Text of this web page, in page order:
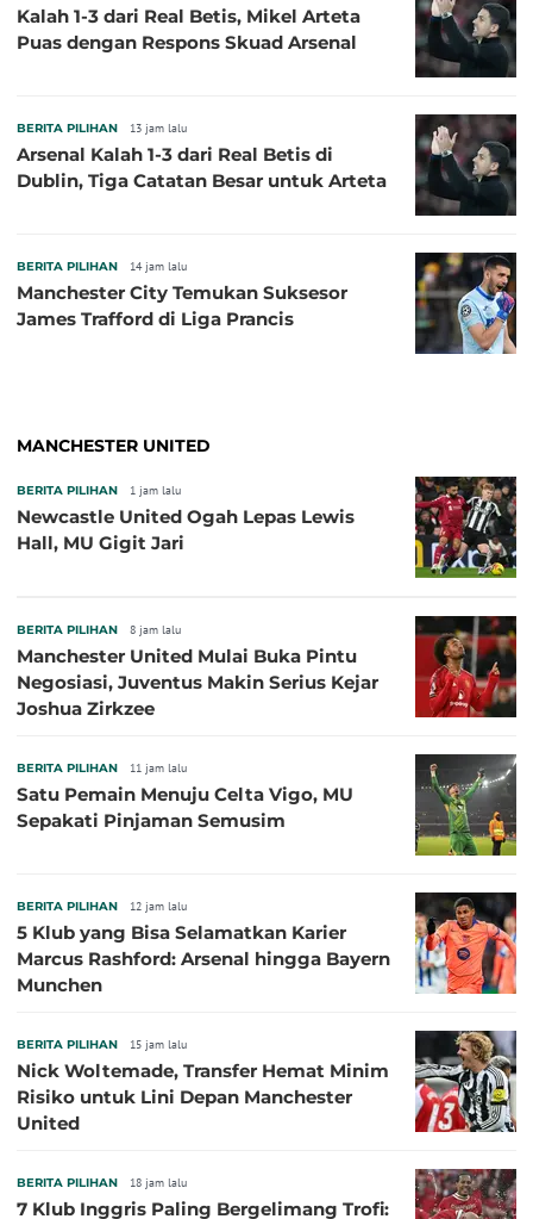
Kalah 1-3 dari Real Betis, Mikel Arteta
Puas dengan Respons Skuad Arsenal
BERITA PILIHAN 13 jam lalu
Arsenal Kalah 1-3 dari Real Betis di
Dublin, Tiga Catatan Besar untuk Arteta
BERITA PILIHAN 14 jam lalu
Manchester City Temukan Suksesor
James Trafford di Liga Prancis
MANCHESTER UNITED
BERITA PILIHAN 1 jam lalu
Newcastle United Ogah Lepas Lewis
Hall, MU Gigit Jari
BERITA PILIHAN 8 jam lalu
Manchester United Mulai Buka Pintu
Negosiasi, Juventus Makin Serius Kejar
Joshua Zirkzee
BERITA PILIHAN 11 jam lalu
Satu Pemain Menuju Celta Vigo, MU
Sepakati Pinjaman Semusim
BERITA PILIHAN 12 jam lalu
5 Klub yang Bisa Selamatkan Karier
Marcus Rashford: Arsenal hingga Bayern
Munchen
BERITA PILIHAN 15 jam lalu
Nick Woltemade, Transfer Hemat Minim
Risiko untuk Lini Depan Manchester
United
BERITA PILIHAN 18 jam lalu
7 Klub Inggris Paling Bergelimang Trofi: